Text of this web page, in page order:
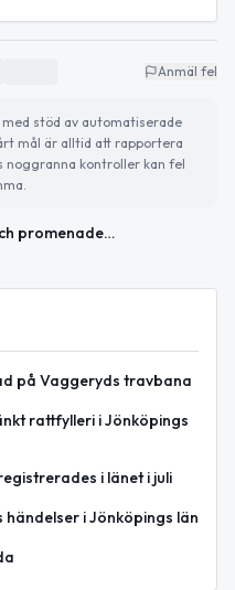
Anmäl fel
stöd av automatiserade
mål är alltid att rapportera
noggranna kontroller kan fel
Klar vårdag och promenadens dag – passa på att röra på dig!
på Vaggeryds travbana
rattfylleri i Jönköpings
i länet i juli
i Jönköpings län